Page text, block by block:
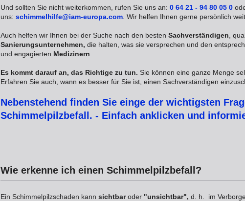
Und sollten Sie nicht weiterkommen, rufen Sie uns an: 0 64 21 - 94 80 05 0
uns: schimmelhilfe@iam-europa.com . Wir helfen Ihnen gerne persönlich
Auch helfen wir Ihnen bei der Suche nach den besten Sachverständigen ,
Sanierungsunternehmen, die halten, was sie versprechen und den
und engagierten Medizinern
Es kommt darauf an, das Richtige zu tun. Sie können eine ganze Menge
Erfahren Sie auch, wann es besser für Sie ist, einen Sachverständigen
Nebenstehend finden Sie einge der wichtigsten
Schimmelpilzbefall. - Einfach anklicken und
Wie erkenne ich einen Schimmelpilzbefall?
Ein Schimmelpilzschaden kann sichtbaroder "unsichtbar", d. h. im